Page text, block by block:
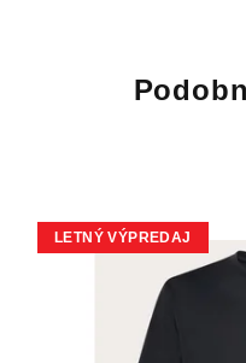
LETNÝ VÝPREDAJ